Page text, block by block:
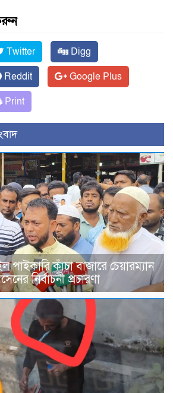
Twitter
Digg
Reddit
Google Plus
Print
কাঁচা বাজারে চেয়ারম্যান
নির্বাচনী প্রচারণা